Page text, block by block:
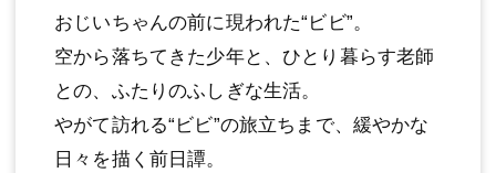
おじいちゃんの前に現われた“ビビ”。
空から落ちてきた少年と、ひとり暮らす老師
との、ふたりのふしぎな生活。
やがて訪れる“ビビ”の旅立ちまで、緩やかな
日々を描く前日譚。